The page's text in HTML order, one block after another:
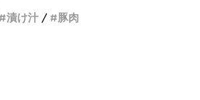
漬け汁 豚肉